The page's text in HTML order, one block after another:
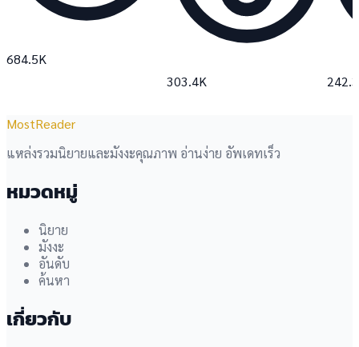
684.5K
303.4K
MostReader
แหล่งรวมนิยายและมังงะคุณภาพ อ่านง่าย อัพเดทเร็ว
หมวดหมู่
นิยาย
มังงะ
อันดับ
ค้นหา
เกี่ยวกับ